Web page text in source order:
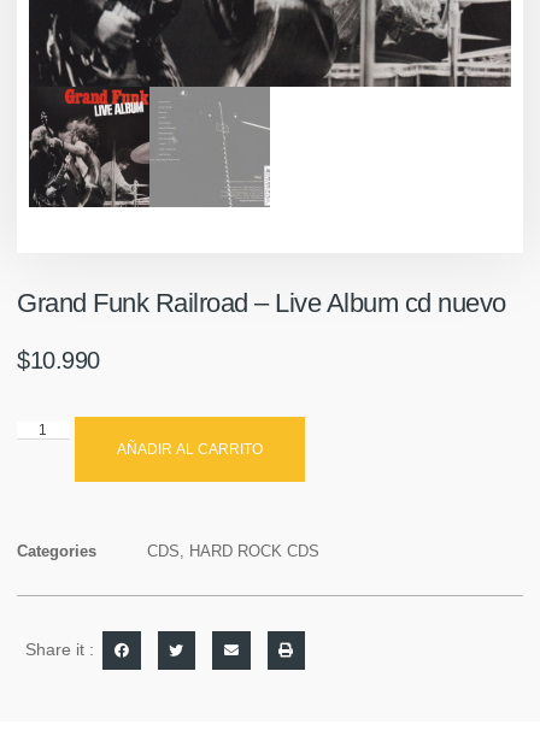
Grand Funk Railroad – Live Album cd nuevo
$10.990
AÑADIR AL CARRITO
Categories CDS, HARD ROCK CDS
Share it :